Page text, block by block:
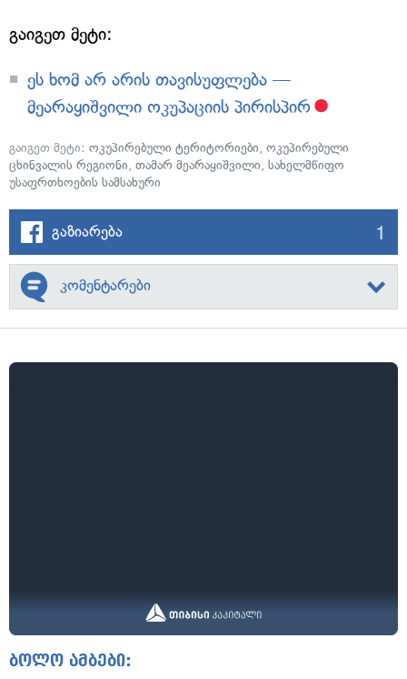
გაიგეთ მეტი:
ეს ხომ არ არის თავისუფლება —
მეარაყიშვილი ოკუპაციის პირისპირ
გაიგეთ მეტი: ოკუპირებული ტერიტორიები, ოკუპირებული
ცხინვალის რეგიონი, თამარ მეარაყიშვილი, სახელმწიფო
უსაფრთხოების სამსახური
გაზიარება 1
კომენტარები
ბოლო ამბები: